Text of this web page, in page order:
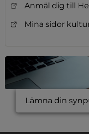
Anmäl dig till
Mina sidor
Lämna din